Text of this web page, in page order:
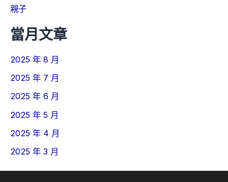
親子
當月文章
2025 年 8 月
2025 年 7 月
2025 年 6 月
2025 年 5 月
2025 年 4 月
2025 年 3 月